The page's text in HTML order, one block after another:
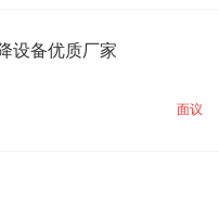
设备优质厂家
面议